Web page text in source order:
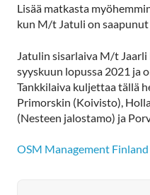
Lisää matkasta
kun M/t Jatuli on saapunut
Jatulin sisarlaiva M/t
syyskuun lopussa 2021 ja
Tankkilaiva kuljettaa tällä
Primorskin (Koivisto),
(Nesteen jalostamo) ja
OSM Management